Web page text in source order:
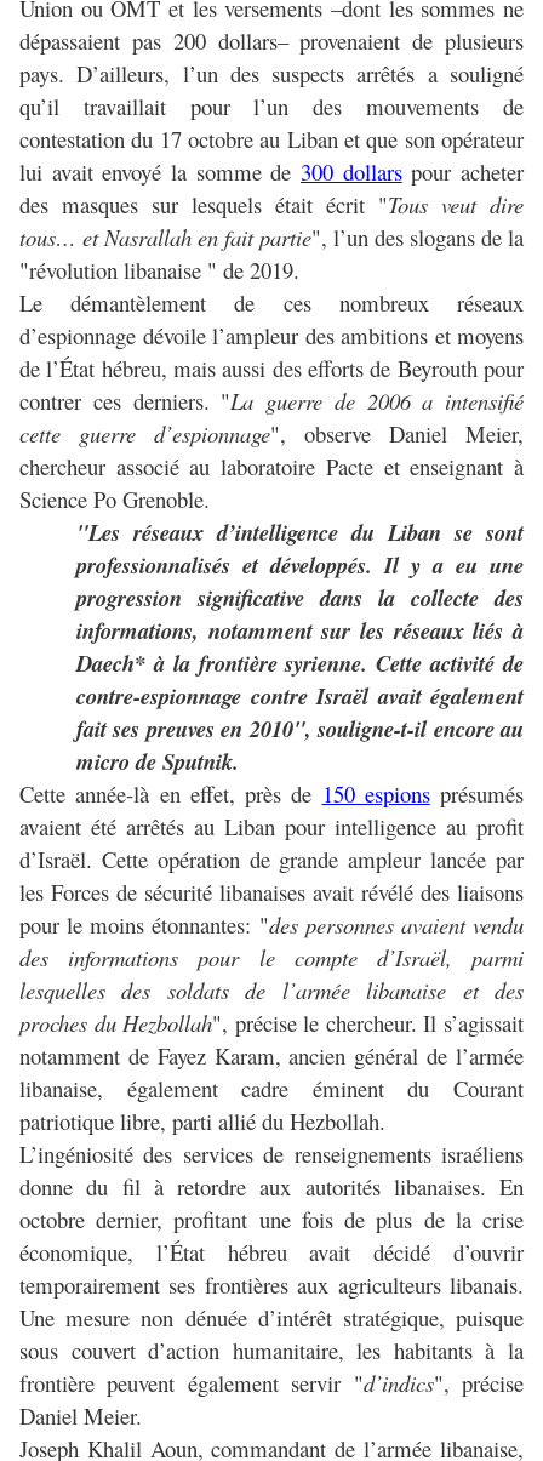
Union ou OMT et les versements –dont les sommes ne
dépassaient pas 200 dollars– provenaient de plusieurs
pays. D’ailleurs, l’un des suspects arrêtés a souligné
qu’il travaillait pour l’un des mouvements de
contestation du 17 octobre au Liban et que son opérateur
lui avait envoyé la somme de 300 dollarspour acheter
des masques sur lesquels était écrit "Tous veut dire
tous… et Nasrallah en fait partie", l’un des slogans de la
"révolution libanaise " de 2019.
Le démantèlement de ces nombreux réseaux
d’espionnage dévoile l’ampleur des ambitions et moyens
de l’État hébreu, mais aussi des efforts de Beyrouth pour
contrer ces derniers. "La guerre de 2006 a intensifié
cette guerre d’espionnage", observe Daniel Meier,
chercheur associé au laboratoire Pacte et enseignant à
Science Po Grenoble.
"Les réseaux d’intelligence du Liban se sont
professionnalisés et développés. Il y a eu une
progression significative dans la collecte des
informations, notamment sur les réseaux liés à
Daech* à la frontière syrienne. Cette activité de
contre-espionnage contre Israël avait également
fait ses preuves en 2010", souligne-t-il encore au
micro de Sputnik.
Cette année-là en effet, près de 150 espionsprésumés
avaient été arrêtés au Liban pour intelligence au profit
d’Israël. Cette opération de grande ampleur lancée par
les Forces de sécurité libanaises avait révélé des liaisons
pour le moins étonnantes: "des personnes avaient vendu
des informations pour le compte d’Israël, parmi
lesquelles des soldats de l’armée libanaise et des
proches du Hezbollah", précise le chercheur. Il s’agissait
notamment de Fayez Karam, ancien général de l’armée
libanaise, également cadre éminent du Courant
patriotique libre, parti allié du Hezbollah.
L’ingéniosité des services de renseignements israéliens
donne du fil à retordre aux autorités libanaises. En
octobre dernier, profitant une fois de plus de la crise
économique, l’État hébreu avait décidé d’ouvrir
temporairement ses frontières aux agriculteurs libanais.
Une mesure non dénuée d’intérêt stratégique, puisque
sous couvert d’action humanitaire, les habitants à la
frontière peuvent également servir "d’indics", précise
Daniel Meier.
Joseph Khalil Aoun, commandant de l’armée libanaise,